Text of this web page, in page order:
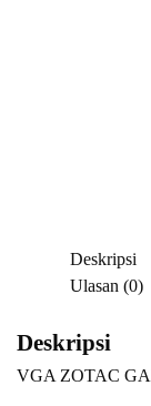
Deskripsi
Ulasan (0)
Deskripsi
VGA ZOTAC